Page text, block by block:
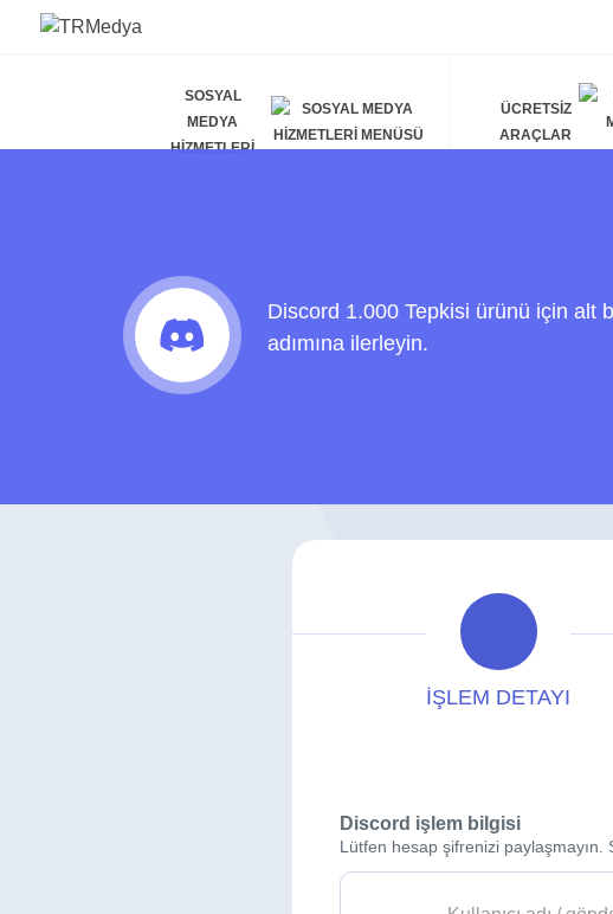
SOSYAL
MEDYA
HIZMETLERI
ÜCRETSIZ
ARAÇLAR
Discord 1.000 Tepkisi ürünü için alt
adımına ilerleyin.
İŞLEM DETAYI
Discord işlem bilgisi
Lütfen hesap şifrenizi paylaşmayın.